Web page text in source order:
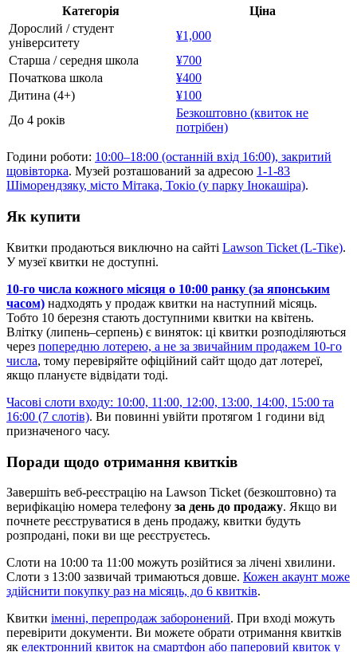
Категорія
Ціна
Дорослий / студент
університету
¥1,000
Старша / середня школа
¥700
Початкова школа
¥400
Дитина (4+)
¥100
До 4 років
Безкоштовно (квиток не
потрібен)
Години роботи: 10:00–18:00 (останній вхід 16:00), закритий
щовівторка. Музей розташований за адресою 1-1-83
Шіморендзяку, місто Мітака, Токіо (у парку Інокашіра).
Як купити
Квитки продаються виключно на сайті Lawson Ticket (L-Tike).
У музеї квитки не доступні.
10-го числа кожного місяця о 10:00 ранку (за японським
часом) надходять у продаж квитки на наступний місяць.
Тобто 10 березня стають доступними квитки на квітень.
Влітку (липень–серпень) є виняток: ці квитки розподіляються
через попередню лотерею, а не за звичайним продажем 10-го
числа, тому перевіряйте офіційний сайт щодо дат лотереї,
якщо плануєте відвідати тоді.
Часові слоти входу: 10:00, 11:00, 12:00, 13:00, 14:00, 15:00 та
16:00 (7 слотів). Ви повинні увійти протягом 1 години від
призначеного часу.
Поради щодо отримання квитків
Завершіть веб-реєстрацію на Lawson Ticket (безкоштовно) та
верифікацію номера телефону за день до продажу. Якщо ви
почнете реєструватися в день продажу, квитки будуть
розпродані, поки ви ще реєструєтесь.
Слоти на 10:00 та 11:00 можуть розійтися за лічені хвилини.
Слоти з 13:00 зазвичай тримаються довше. Кожен акаунт може
здійснити покупку раз на місяць, до 6 квитків.
Квитки іменні, перепродаж заборонений. При вході можуть
перевірити документи. Ви можете обрати отримання квитків
як електронний квиток на смартфон або паперовий квиток у